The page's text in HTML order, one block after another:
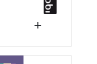
+